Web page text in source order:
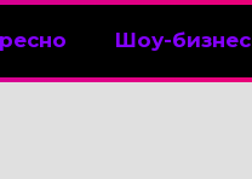
Шоу-бизнес